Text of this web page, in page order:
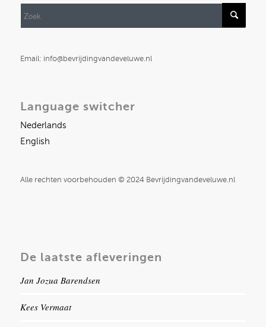
Email: info@bevrijdingvandeveluwe.nl
Language switcher
Nederlands
English
Alle rechten voorbehouden © 2024 Bevrijdingvandeveluwe.nl
De laatste afleveringen
Jan Jozua Barendsen
Kees Vermaat